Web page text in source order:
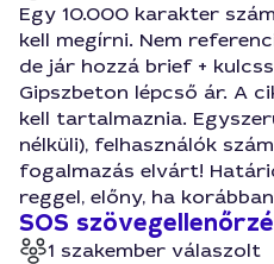
Egy 10.000 karakter
kell megírni. Nem
de jár hozzá brief +
Gipszbeton lépcső ár. A
kell tartalmaznia.
nélküli), felhasználók
fogalmazás elvárt!
reggel, előny, ha
SOS
1 szakember válaszolt